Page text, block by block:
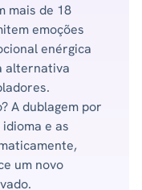
mais de 18
emoções
enérgica
alternativa
A dublagem por
e as
um novo